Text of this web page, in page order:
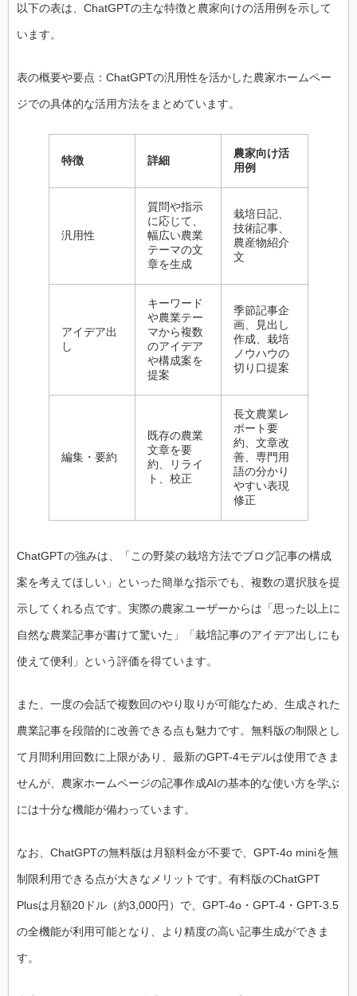
以下の表は、ChatGPTの主な特徴と農家向けの活用例を示して
います。
表の概要や要点：ChatGPTの汎用性を活かした農家ホームペー
ジでの具体的な活用方法をまとめています。
特徴 詳細
農家向け活
用例
汎用性
質問や指示
に応じて、
幅広い農業
テーマの文
章を生成
栽培日記、
技術記事、
農産物紹介
文
アイデア出
し
キーワード
や農業テー
マから複数
のアイデア
や構成案を
提案
季節記事企
画、見出し
作成、栽培
ノウハウの
切り口提案
編集・要約
既存の農業
文章を要
約、リライ
ト、校正
長文農業レ
ポート要
約、文章改
善、専門用
語の分かり
やすい表現
修正
ChatGPT の強みは、「この野菜の栽培方法でブログ記事の構成
案を考えてほしい」といった簡単な指示でも、複数の選択肢を提
示してくれる点です。実際の農家ユーザーからは「思った以上に
自然な農業記事が書けて驚いた」「栽培記事のアイデア出しにも
使えて便利」という評価を得ています。
また、一度の会話で複数回のやり取りが可能なため、生成された
農業記事を段階的に改善できる点も魅力です。無料版の制限とし
て月間利用回数に上限があり、最新のGPT-4モデルは使用できま
せんが、農家ホームページの記事作成AIの基本的な使い方を学ぶ
には十分な機能が備わっています。
なお、ChatGPT の無料版は月額料金が不要で、GPT-4o miniを無
制限利用できる点が大きなメリットです。有料版のChatGPT
Plus は月額20ドル（約3,000円）で、GPT-4o・GPT-4・GPT-3.5
の全機能が利用可能となり、より精度の高い記事生成ができま
す。